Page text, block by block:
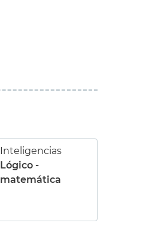
Inteligencias
Lógico -
matemática